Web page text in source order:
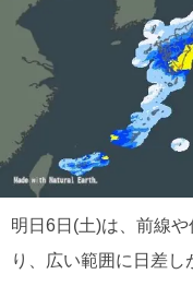
明日6日(土)は、前線
り、広い範囲に日差し